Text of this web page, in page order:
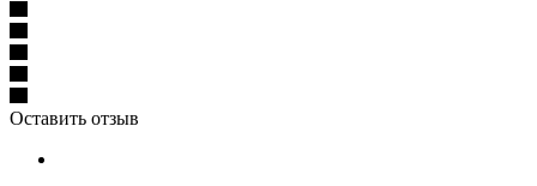
Оставить отзыв